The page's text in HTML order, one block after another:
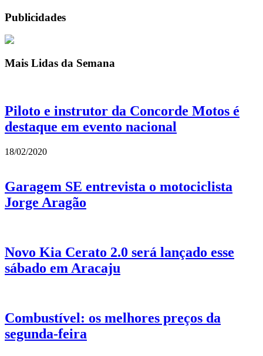
Publicidades
Mais Lidas da Semana
Piloto e instrutor da Concorde Motos é
destaque em evento nacional
18/02/2020
Garagem SE entrevista o motociclista
Jorge Aragão
Novo Kia Cerato 2.0 será lançado esse
sábado em Aracaju
Combustível: os melhores preços da
segunda-feira